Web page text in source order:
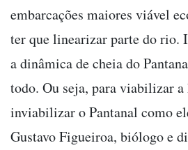
embarcações maiores viável
ter que linearizar parte do rio.
a dinâmica de cheia do
todo. Ou seja, para viabilizar
inviabilizar o Pantanal como
Gustavo Figueiroa, biólogo e